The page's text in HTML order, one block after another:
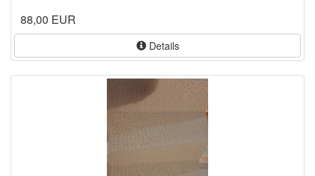
88,00 EUR
Details